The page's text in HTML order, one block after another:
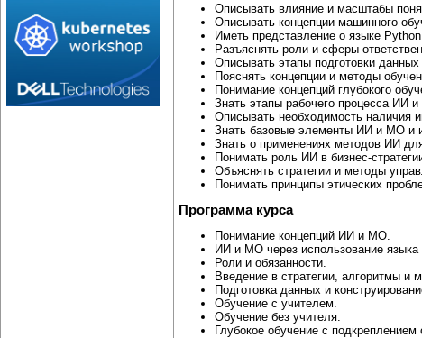
Описывать влияние и масштабы
Описывать концепции машинного
Иметь представление о языке
Разъяснять роли и сферы
Описывать этапы подготовки
Пояснять концепции и методы
Понимание концепций глубокого
Знать этапы рабочего процесса ИИ
Описывать необходимость наличия
Знать базовые элементы ИИ и МО и
Знать о применениях методов ИИ
Понимать роль ИИ в бизнес-
Объяснять стратегии и методы
Понимать принципы этических
Программа курса
Понимание концепций ИИ и МО.
ИИ и МО через использование языка
Роли и обязанности.
Введение в стратегии, алгоритмы и
Подготовка данных и
Обучение с учителем.
Обучение без учителя.
Глубокое обучение с